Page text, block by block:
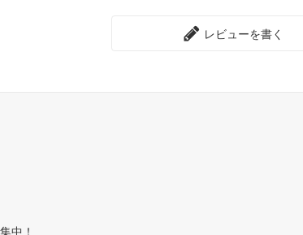
レビューを書く
中！